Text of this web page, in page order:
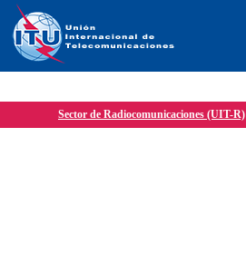
Sector de Radiocomunicaciones (UIT-R)